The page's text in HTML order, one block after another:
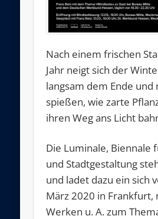
Nach einem frischen
Jahr neigt sich der
langsam dem Ende und
spießen, wie zarte
ihren Weg ans Licht
Die Luminale, Biennale
und Stadtgestaltung
und ladet dazu ein sich
März 2020 in Frankfurt,
Werken u. A. zum